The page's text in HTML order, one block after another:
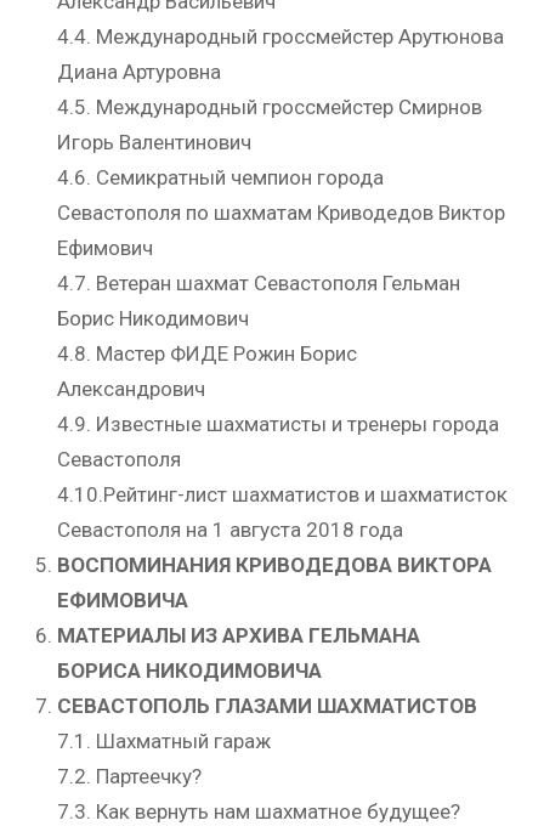
4.4. Международный гроссмейстер Арутюнова
Диана Артуровна
4.5. Международный гроссмейстер Смирнов
Игорь Валентинович
4.6. Семикратный чемпион города
Севастополя по шахматам Криводедов Виктор
Ефимович
4.7. Ветеран шахмат Севастополя Гельман
Борис Никодимович
4.8. Мастер ФИДЕ Рожин Борис
Александрович
4.9. Известные шахматисты и тренеры города
Севастополя
4.10.Рейтинг-лист шахматистов и шахматисток
Севастополя на 1 августа 2018 года
ВОСПОМИНАНИЯ КРИВОДЕДОВА ВИКТОРА
ЕФИМОВИЧА
МАТЕРИАЛЫ ИЗ АРХИВА ГЕЛЬМАНА
БОРИСА НИКОДИМОВИЧА
СЕВАСТОПОЛЬ ГЛАЗАМИ ШАХМАТИСТОВ
7.1. Шахматный гараж
7.2. Партеечку?
7.3. Как вернуть нам шахматное будущее?